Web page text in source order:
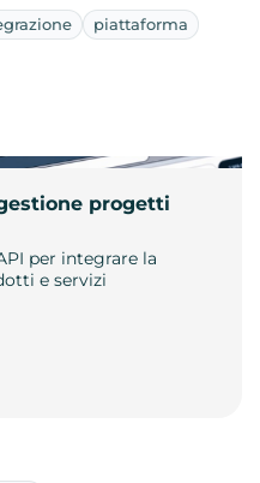
piattaforma
progetti
per integrare la
e servizi